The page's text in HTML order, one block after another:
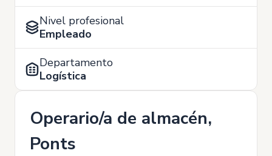
Nivel profesional
Empleado
Departamento
Logística
Operario/a de almacén,
Ponts